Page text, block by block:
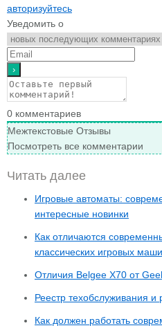
авторизуйтесь
Уведомить о
0 комментариев
Межтекстовые Отзывы
Посмотреть все комментарии
Читать далее
Игровые автоматы:
интересные новинки
Как отличаются
классических игровых
Отличия Belgee X70 от
Реестр техобслуживания и
Как должен работать